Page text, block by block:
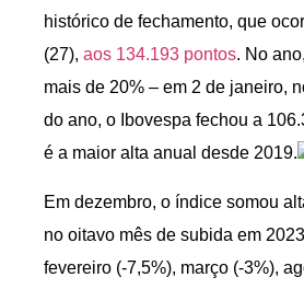
histórico de fechamento, que
(27), aos 134.193 pontos. No
mais de 20% – em 2 de janeiro,
do ano, o Ibovespa fechou a
é a maior alta anual desde 2019.
Em dezembro, o índice somou
no oitavo mês de subida em
fevereiro (-7,5%), março (-3%),